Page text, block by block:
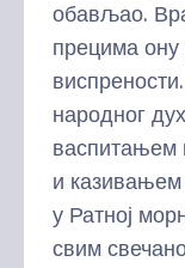
обављао.
прецима
народног
васпитањем
и
у Ратној
свим